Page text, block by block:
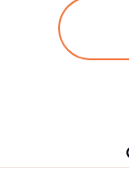
おクルマの乗
期でカンタン
たとえ、数年
り換え続ける
乗り換えられ